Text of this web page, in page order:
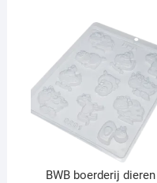
BWB boerderij dieren